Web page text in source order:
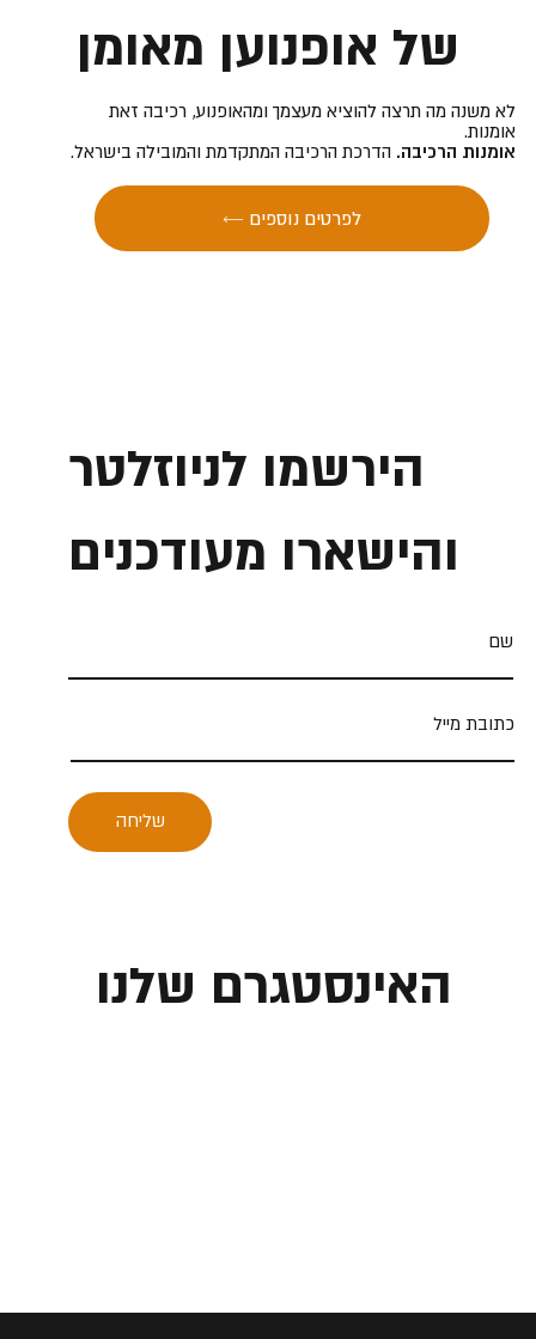
הירשמו לניוזלטר
והישארו מעודכנים
שליחה
← לפרטים נוספים
של אופנוען מאומן
לא משנה מה תרצה להוציא מעצמך ומהאופנוע, רכיבה זאת
אומנות.
אומנות הרכיבה. הדרכת הרכיבה המתקדמת והמובילה בישראל.
האינסטגרם שלנו